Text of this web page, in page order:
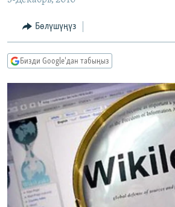
ЭКОНОМИКА
МАДАНИЯТ
БОРБОР АЗИЯ
АТАЙЫН ИЛИКТӨӨ
ТВ ПРОГРАММАЛАР
ЭКСПЕРТТЕР ТАЛДАЙТ
БИЗ ЖАНА ДҮЙНӨ
ДАНИСТЕ
ЭЖЕ-СИҢДИЛЕР
АЗАТТЫК+
ЫҢГАЙСЫЗ СУРООЛОР
ӨЗГӨЧӨ ПИКИР
Русский
ОНЛАЙН ШЕРИНЕ
Бөлүшүңүз
Бизди Google'дан табыңыз